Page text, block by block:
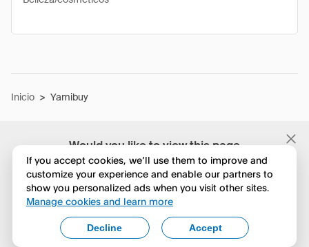
Would you like to view this page
in English?
No, seguir navegando
Yes, change to English
Inicio > Yamibuy
If you accept cookies, we’ll use them to improve and
customize your experience and enable our partners to
show you personalized ads when you visit other sites.
Manage cookies and learn more
Accept
Decline